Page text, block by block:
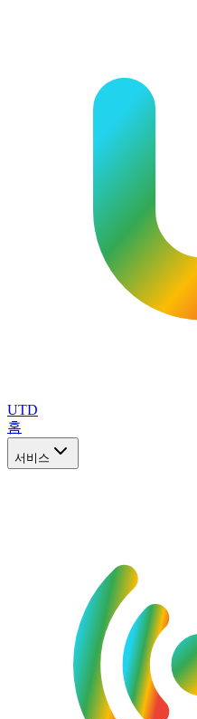
UTD
홈
서비스